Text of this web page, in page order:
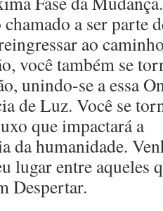
chamado a ser parte
ao
você também se
unindo-se a essa
de Luz. Você se
que impactará a
da humanidade.
lugar entre aqueles
Despertar.